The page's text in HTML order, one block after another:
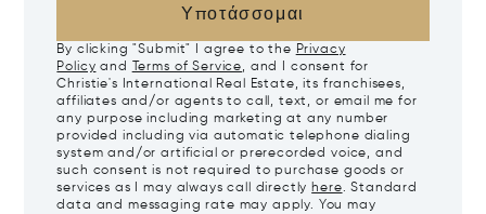
Υποτάσσομαι
By clicking "Submit" I agree to the Privacy
Policy and Terms of Service, and I consent for
Christie's International Real Estate, its franchisees,
affiliates and/or agents to call, text, or email me for
any purpose including marketing at any number
provided including via automatic telephone dialing
system and/or artificial or prerecorded voice, and
such consent is not required to purchase goods or
services as I may always call directly here. Standard
data and messaging rate may apply. You may